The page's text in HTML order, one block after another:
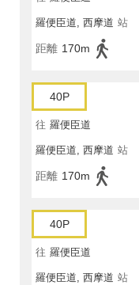
羅便臣道, 西摩道 站
距離 170m
40P
往 羅便臣道
羅便臣道, 西摩道 站
距離 170m
40P
往 羅便臣道
羅便臣道, 西摩道 站